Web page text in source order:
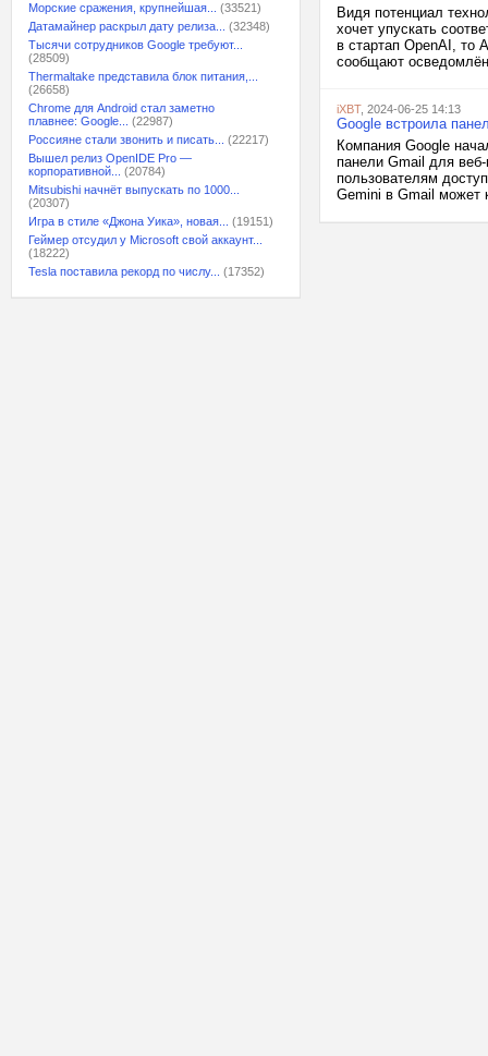
Морские сражения, крупнейшая...
(33521)
Датамайнер раскрыл дату релиза...
(32348)
Тысячи сотрудников Google требуют...
(28509)
Thermaltake представила блок питания,...
(26658)
Chrome для Android стал заметно
плавнее: Google...
(22987)
Россияне стали звонить и писать...
(22217)
Вышел релиз OpenIDE Pro —
корпоративной...
(20784)
Mitsubishi начнёт выпускать по 1000...
(20307)
Игра в стиле «Джона Уика», новая...
(19151)
Геймер отсудил у Microsoft свой аккаунт...
(18222)
Tesla поставила рекорд по числу...
(17352)
Видя потенциал
хочет упускать
в стартап OpenAI, то
сообщают
iXBT, 2024-06-25 14:13
Google встроила
Компания Google
панели Gmail для
пользователям
Gemini в Gmail может